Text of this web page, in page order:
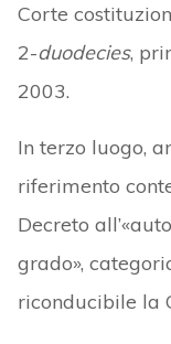
Corte
2-duodecies,
2003.
In terzo luogo,
riferimento
Decreto
grado»,
riconducibile la